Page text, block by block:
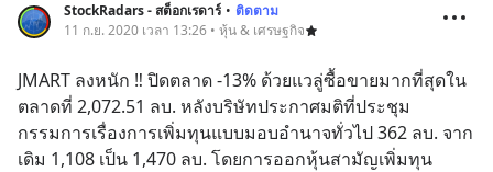
StockRadars - สต็อกเรดาร์ • ติดตาม
11 ก.ย. 2020 เวลา 13:26 • หุ้น & เศรษฐกิจ
JMART ลงหนัก ‼️ ปิดตลาด -13% ด้วยแวลู่ซื้อขายมากที่สุดใน
ตลาดที่ 2,072.51 ลบ. หลังบริษัทประกาศมติที่ประชุม
กรรมการเรื่องการเพิ่มทุนแบบมอบอำนาจทั่วไป 362 ลบ. จาก
เดิม 1,108 เป็น 1,470 ลบ. โดยการออกหุ้นสามัญเพิ่มทุน